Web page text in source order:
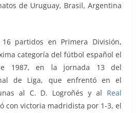
de Uruguay, Brasil, Argentina
partidos en Primera División,
categoría del fútbol español el
1987, en la jornada 13 del
de Liga, que enfrentó en el
al C. D. Logroñés y al Real
con victoria madridista por 1-3, el